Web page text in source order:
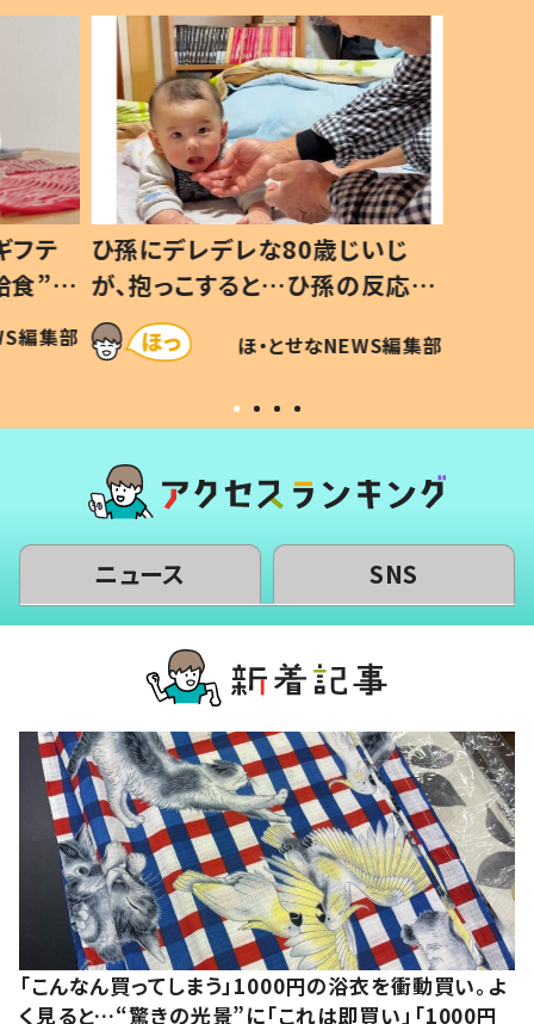
フテ
食”を
の親
編集部
ひ孫にデレデレな80歳じいじ
が、抱っこすると…ひ孫の反応に
「涙が出ました」「可愛くて仕方な
い」
ほ・とせなNEWS編集部
ニュース SNS
「こんなん買ってしまう」1000円の浴衣を衝動買い。よ
く見ると…“驚きの光景”に「これは即買い」「1000円